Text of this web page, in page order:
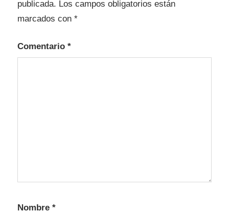
publicada. Los campos obligatorios están
marcados con *
Comentario *
Nombre *